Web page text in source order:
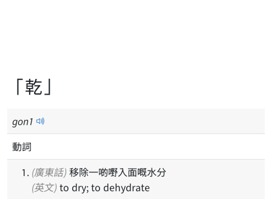
「乾」
gon1
動詞
(廣東話) 移除一啲嘢入面嘅水分
(英文) to dry; to dehydrate